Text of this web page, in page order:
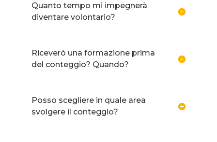
Quanto tempo mi impegnerà
diventare volontario?
Riceverò una formazione prima
del conteggio? Quando?
Posso scegliere in quale area
svolgere il conteggio?